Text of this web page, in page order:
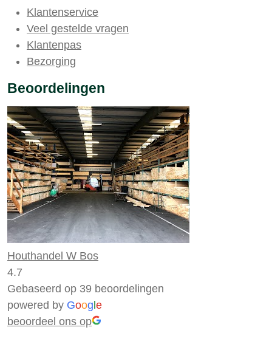
Klantenservice
Veel gestelde vragen
Klantenpas
Bezorging
Beoordelingen
Houthandel W Bos
4.7
Gebaseerd op 39 beoordelingen
powered by Goog e
beoordeel ons op